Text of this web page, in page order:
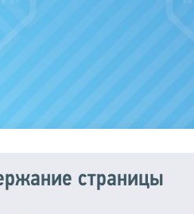
страницы